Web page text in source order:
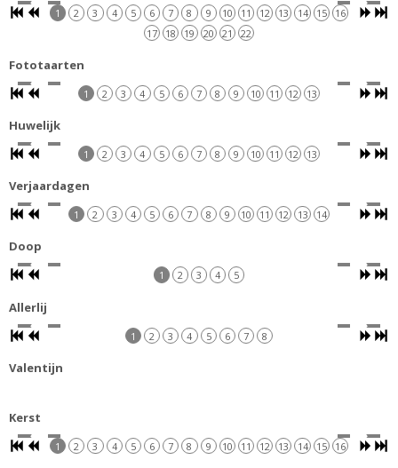
1 2 3 4 5 6 7 8 9 10 11 12 13 14 15
16
17
18 19 20 21 22
Fototaarten
1 2 3 4 5 6 7 8 9 10 11 12 13
Huwelijk
1 2 3 4 5 6 7 8 9 10 11 12 13
Verjaardagen
1 2 3 4 5 6 7 8 9 10 11 12 13 14
Doop
1 2 3 4 5
Allerlij
1 2 3 4 5 6 7 8
Valentijn
Kerst
1 2 3 4 5 6 7 8 9 10 11 12 13 14 15 16